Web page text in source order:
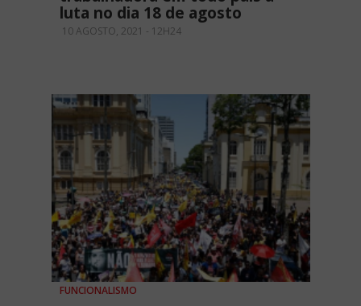
luta no dia 18 de agosto
10 AGOSTO, 2021 - 12H24
FUNCIONALISMO